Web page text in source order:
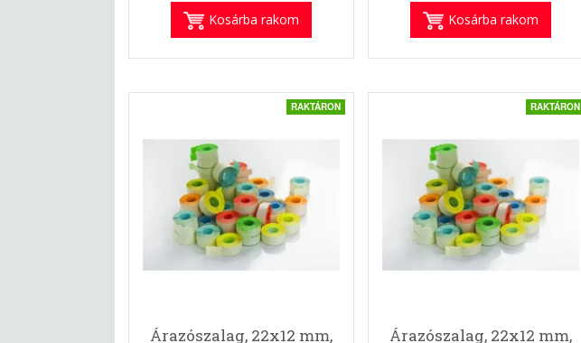
Kosárba rakom Kosárba rakom
RAKTÁRON
Árazószalag, 22x12 mm,
RAKTÁRON
Árazószalag, 22x12 mm,